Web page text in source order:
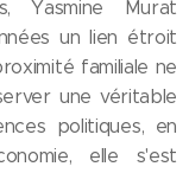
Yasmine Murat
un lien étroit
familiale ne
une véritable
politiques, en
elle s'est